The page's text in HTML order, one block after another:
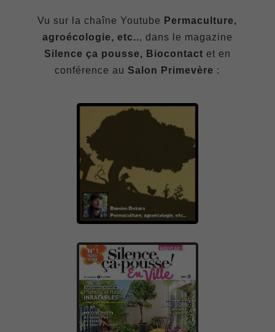
Vu sur la chaîne Youtube Permaculture,
agroécologie, etc.., dans le magazine
Silence ça pousse, Biocontact et en
conférence au Salon Primevère :